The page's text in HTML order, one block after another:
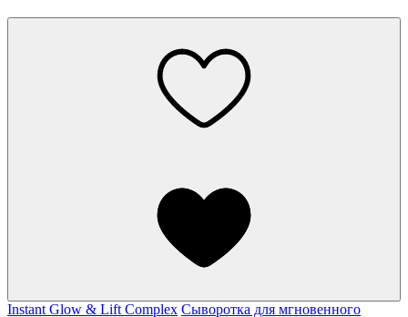
Instant Glow & Lift Complex Сыворотка для мгновенного